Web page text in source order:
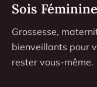
Sois Féminine
Grossesse,
bienveillants pour
rester vous-même.